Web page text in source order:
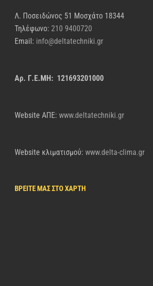
Λ. Ποσειδώνος 51 Μοσχάτο 18344
Τηλέφωνο: 210 9400720
Email: info@deltatechniki.gr
Αρ. Γ.Ε.ΜΗ: 121693201000
Website AΠΕ: www.deltatechniki.gr
Website κλιματισμού: www.delta-clima.gr
ΒΡΕΙΤΕ ΜΑΣ ΣΤΟ ΧΑΡΤΗ